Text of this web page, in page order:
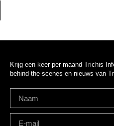
Krijg een keer per maand Trichis
behind-the-scenes en nieuws van